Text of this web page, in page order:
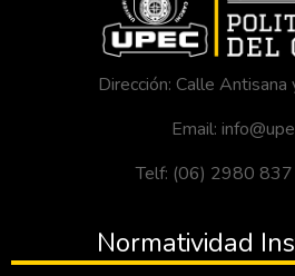
Dirección: Calle
Email:
Telf: (06) 2980
Normatividad